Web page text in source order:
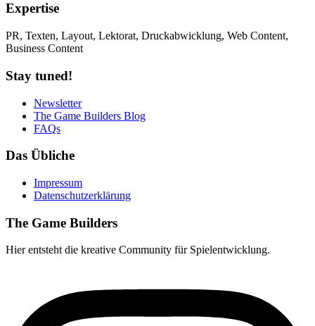
Expertise
PR, Texten, Layout, Lektorat, Druckabwicklung, Web Content,
Business Content
Stay tuned!
Newsletter
The Game Builders Blog
FAQs
Das Übliche
Impressum
Datenschutzerklärung
The Game Builders
Hier entsteht die kreative Community für Spielentwicklung.